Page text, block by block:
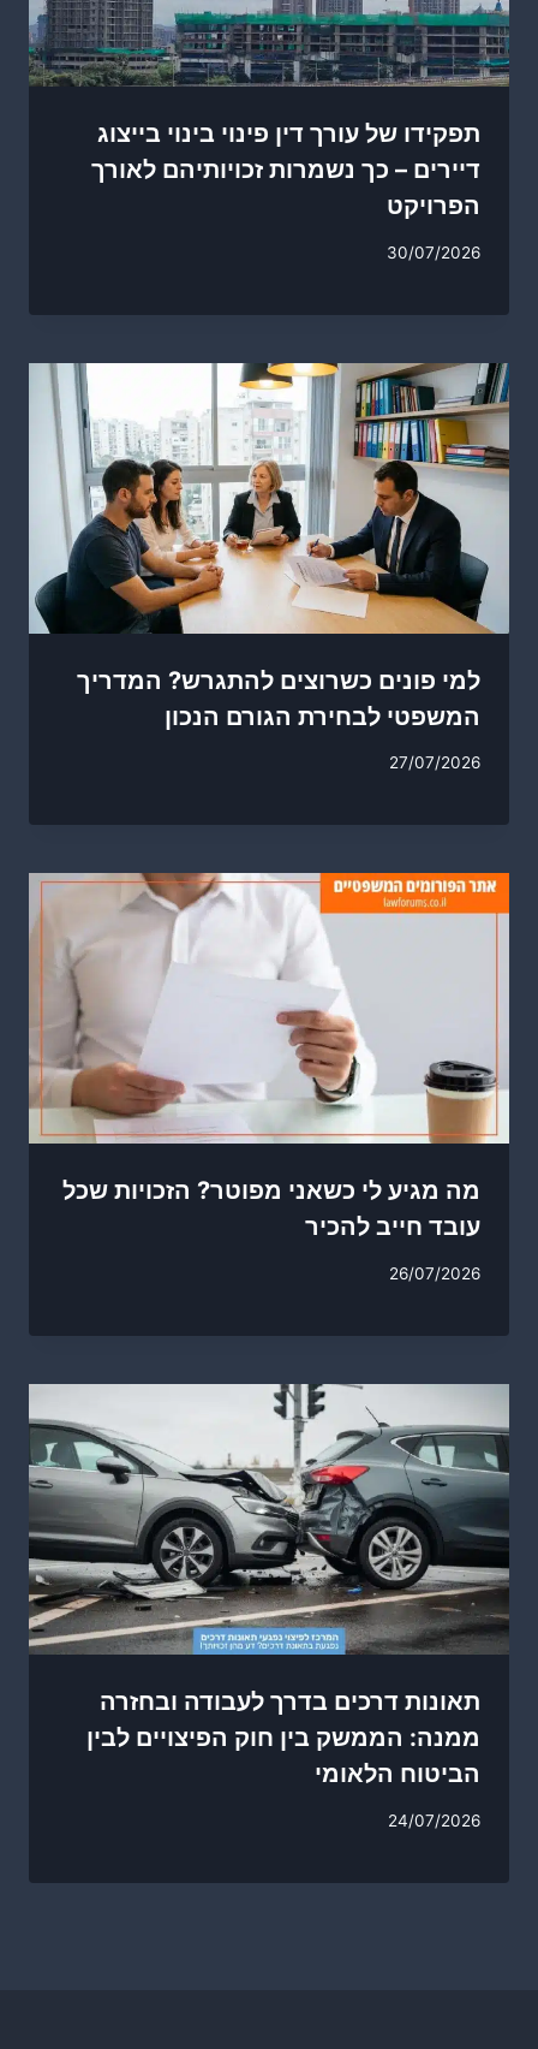
תפקידו של עורך דין פינוי בינוי בייצוג
דיירים – כך נשמרות זכויותיהם לאורך
הפרויקט
30/07/2026
למי פונים כשרוצים להתגרש? המדריך
המשפטי לבחירת הגורם הנכון
27/07/2026
מה מגיע לי כשאני מפוטר? הזכויות שכל
עובד חייב להכיר
26/07/2026
תאונות דרכים בדרך לעבודה ובחזרה
ממנה: הממשק בין חוק הפיצויים לבין
הביטוח הלאומי
24/07/2026